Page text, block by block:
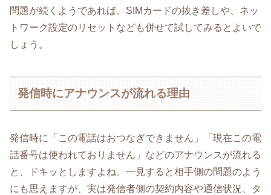
問題が続くようであれば、SIMカードの抜き差しや、ネッ
トワーク設定のリセットなども併せて試してみるとよいで
しょう。
発信時にアナウンスが流れる理由
発信時に「この電話はおつなぎできません」「現在この電
話番号は使われておりません」などのアナウンスが流れる
と、ドキッとしますよね。一見すると相手側の問題のよう
にも思えますが、実は発信者側の契約内容や通信状況、タ